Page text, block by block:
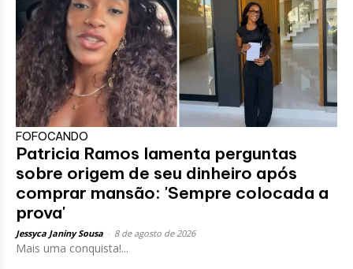
FOFOCANDO
Patricia Ramos lamenta perguntas
sobre origem de seu dinheiro após
comprar mansão: 'Sempre colocada a
prova'
Jessyca Janiny Sousa 8 de agosto de 2026
Mais uma conquista!...